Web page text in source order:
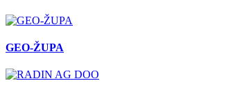
GEO-ŽUPA